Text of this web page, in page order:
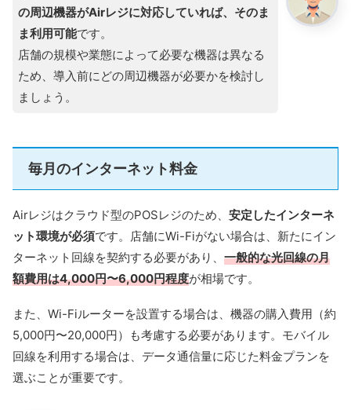
の周辺機器がAirレジに対応していれば、そのま
ま利用可能です。
店舗の規模や業態によって必要な機器は異なる
ため、導入前にどの周辺機器が必要かを検討し
ましょう。
毎月のインターネット料金
Airレジはクラウド型のPOSレジのため、 安定したインターネ
ット環境が必須です。店舗にWi-Fiがない場合は、新たにイン
ターネット回線を契約する必要があり、 一般的な光回線の月
額費用は4,000円〜6,000円程度が相場です。
また、Wi-Fiルーターを設置する場合は、機器の購入費用（約
5,000円〜20,000円）も考慮する必要があります。モバイル
回線を利用する場合は、データ通信量に応じた料金プランを
選ぶことが重要です。